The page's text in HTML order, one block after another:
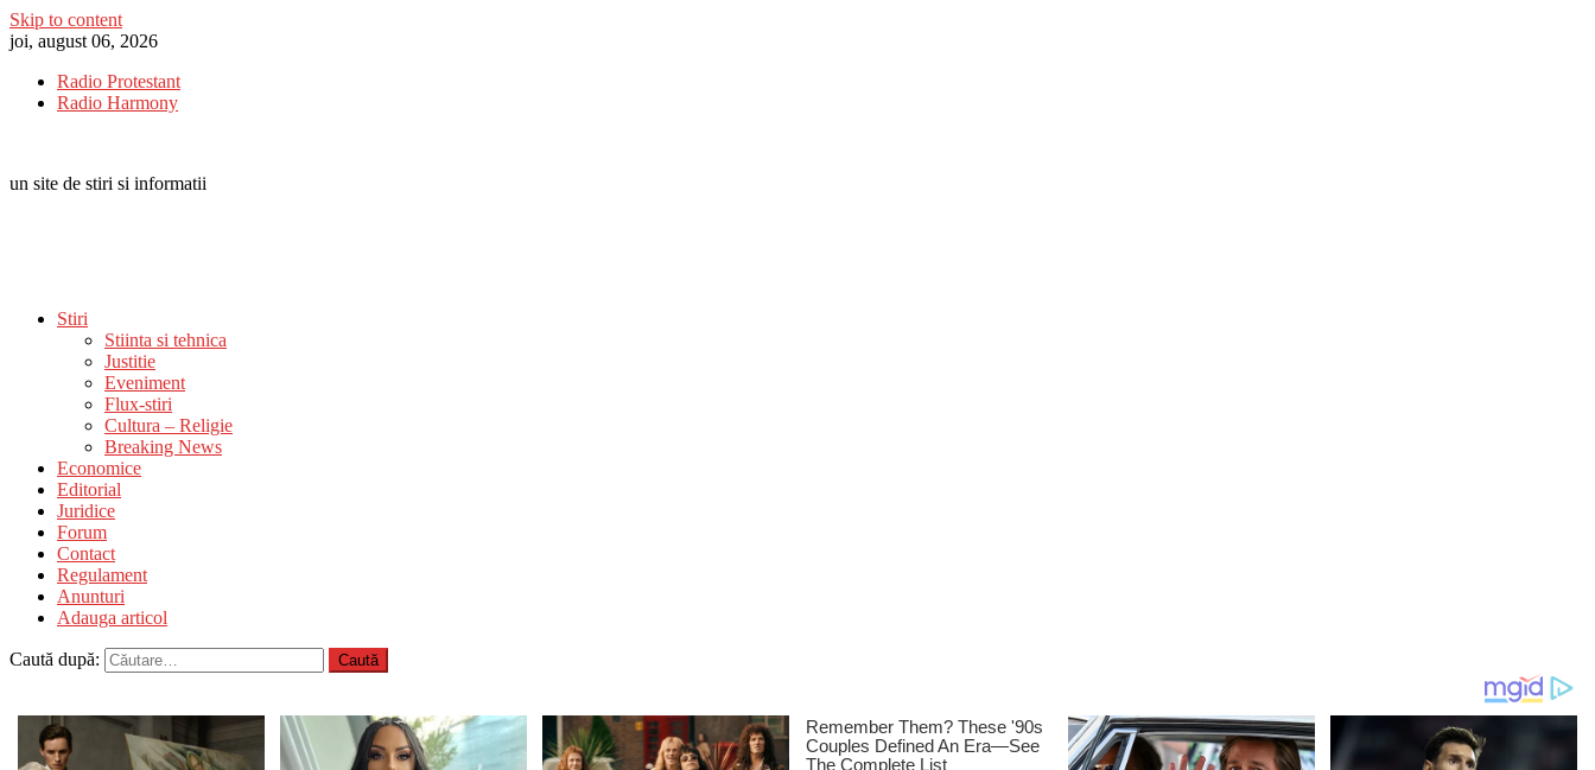
Skip to content
joi, august 06, 2026
Radio Protestant
Radio Harmony
un site de stiri si informatii
Stiri
Stiinta si tehnica
Justitie
Eveniment
Flux-stiri
Cultura – Religie
Breaking News
Economice
Editorial
Juridice
Forum
Contact
Regulament
Anunturi
Adauga articol
Caută după: